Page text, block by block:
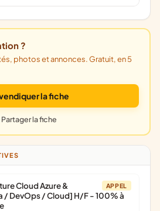
?
la fiche
Partager la fiche
APPEL
Cloud Azure &
/ DevOps / Cloud] H/F - 100% à